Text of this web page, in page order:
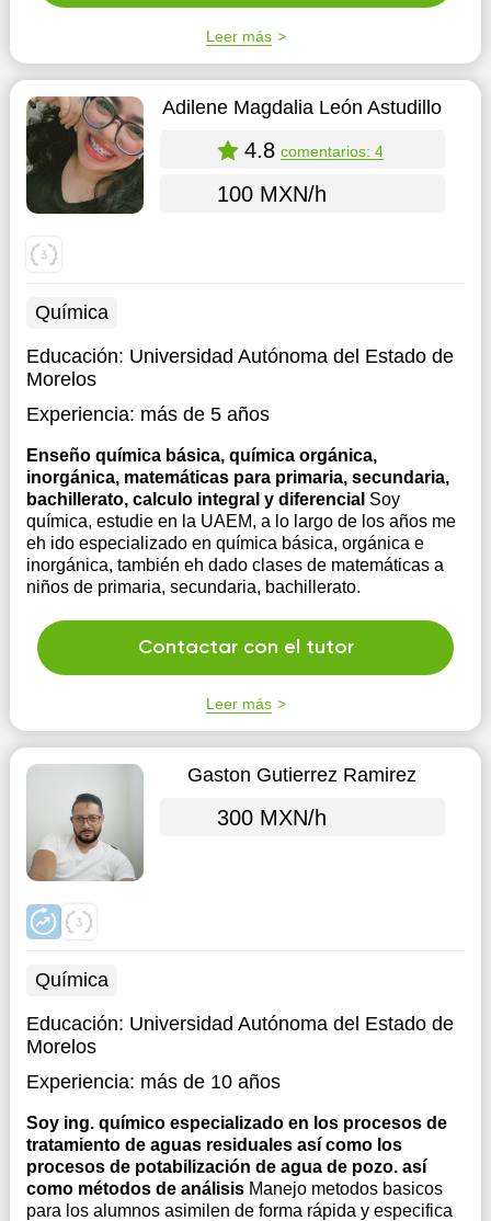
Leer más
Adilene Magdalia León Astudillo
4.8 comentarios: 4
100 MXN/h
Química
Educación: Universidad Autónoma del Estado de
Morelos
Experiencia: más de 5 años
Enseño química básica, química orgánica,
inorgánica, matemáticas para primaria, secundaria,
bachillerato, calculo integral y diferencial Soy
química, estudie en la UAEM, a lo largo de los años me
eh ido especializado en química básica, orgánica e
inorgánica, también eh dado clases de matemáticas a
niños de primaria, secundaria, bachillerato.
Contactar con el tutor
Leer más
Gaston Gutierrez Ramirez
300 MXN/h
Química
Educación: Universidad Autónoma del Estado de
Morelos
Experiencia: más de 10 años
Soy ing. químico especializado en los procesos de
tratamiento de aguas residuales así como los
procesos de potabilización de agua de pozo. así
como métodos de análisis Manejo metodos basicos
para los alumnos asimilen de forma rápida y especifica